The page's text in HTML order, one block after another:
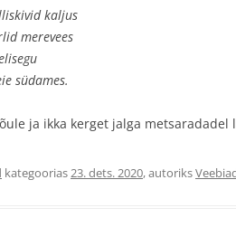
VÄLE PÄTT
kaljus
merevees
südames.
ja ikka kerget jalga metsaradadel
kategoorias23. dets. 2020, autoriks